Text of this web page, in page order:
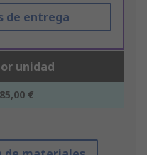
de entrega
unidad
€